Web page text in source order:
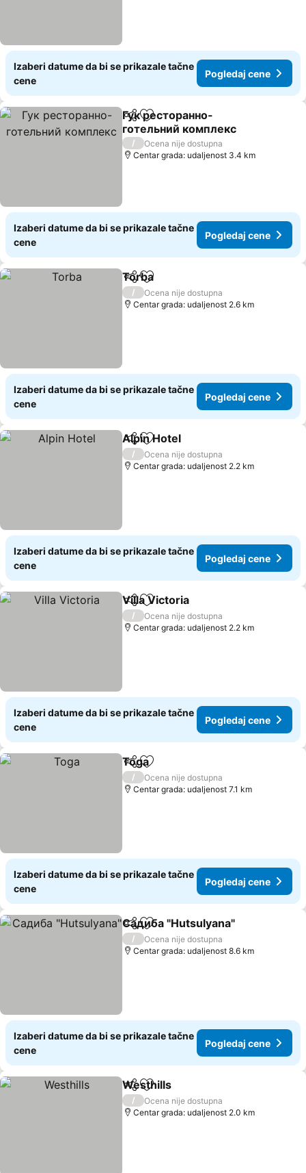
Izaberi datume da bi se prikazale tačne
cene
Pogledaj cene
Deli Dodati u favorite
Гук ресторанно-
готельний комплекс
/
Ocena nije dostupna
Centar grada: udaljenost 3.4 km
Izaberi datume da bi se prikazale tačne
cene
Pogledaj cene
Deli Dodati u favorite
Torba
/
Ocena nije dostupna
Centar grada: udaljenost 2.6 km
Izaberi datume da bi se prikazale tačne
cene
Pogledaj cene
Deli Dodati u favorite
Alpin Hotel
/
Ocena nije dostupna
Centar grada: udaljenost 2.2 km
Izaberi datume da bi se prikazale tačne
cene
Pogledaj cene
Deli Dodati u favorite
Villa Victoria
/
Ocena nije dostupna
Centar grada: udaljenost 2.2 km
Izaberi datume da bi se prikazale tačne
cene
Pogledaj cene
Deli Dodati u favorite
Toga
/
Ocena nije dostupna
Centar grada: udaljenost 7.1 km
Izaberi datume da bi se prikazale tačne
cene
Pogledaj cene
Deli Dodati u favorite
Садиба "Hutsulyana"
/
Ocena nije dostupna
Centar grada: udaljenost 8.6 km
Izaberi datume da bi se prikazale tačne
cene
Pogledaj cene
Deli Dodati u favorite
Westhills
/
Ocena nije dostupna
Centar grada: udaljenost 2.0 km